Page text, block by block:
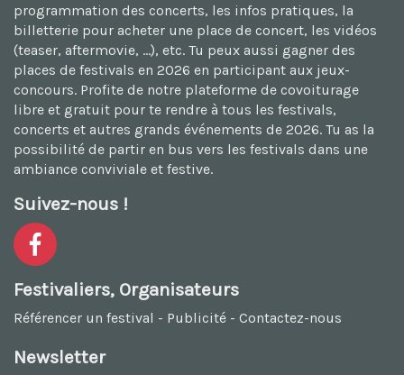
programmation des concerts, les infos pratiques, la
billetterie pour acheter une place de concert, les vidéos
(teaser, aftermovie, ...), etc. Tu peux aussi gagner des
places de festivals en 2026 en participant aux jeux-
concours. Profite de notre plateforme de covoiturage
libre et gratuit pour te rendre à tous les festivals,
concerts et autres grands événements de 2026. Tu as la
possibilité de partir en bus vers les festivals dans une
ambiance conviviale et festive.
Suivez-nous !
Festivaliers, Organisateurs
Référencer un festival - Publicité - Contactez-nous
Newsletter